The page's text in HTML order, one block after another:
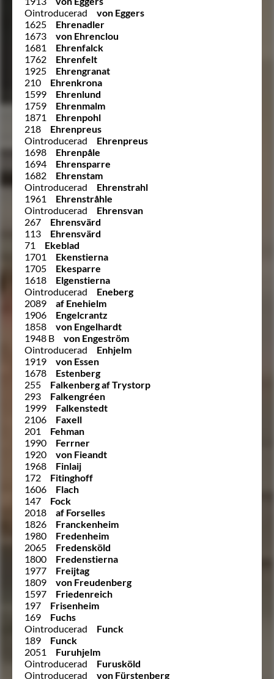
Ointroducerad
von Eggers
1625
Ehrenadler
1673
von Ehrenclou
1681
Ehrenfalck
1762
Ehrenfelt
1925
Ehrengranat
210
Ehrenkrona
1599
Ehrenlund
1759
Ehrenmalm
1871
Ehrenpohl
218
Ehrenpreus
Ointroducerad
Ehrenpreus
1698
Ehrenpåle
1694
Ehrensparre
1682
Ehrenstam
Ointroducerad
Ehrenstrahl
1961
Ehrenstråhle
Ointroducerad
Ehrensvan
267
Ehrensvärd
113
Ehrensvärd
71
Ekeblad
1701
Ekenstierna
1705
Ekesparre
1618
Elgenstierna
Ointroducerad
Eneberg
2089
af Enehielm
1906
Engelcrantz
1858
von Engelhardt
1948 B
von Engeström
Ointroducerad
Enhjelm
1919
von Essen
1678
Estenberg
255
Falkenberg af Trystorp
293
Falkengréen
1999
Falkenstedt
2106
Faxell
201
Fehman
1990
Ferrner
1920
von Fieandt
1968
Finlaij
172
Fitinghoff
1606
Flach
147
Fock
2018
af Forselles
1826
Franckenheim
1980
Fredenheim
2065
Fredensköld
1800
Fredenstierna
1977
Freijtag
1809
von Freudenberg
1597
Friedenreich
197
Frisenheim
169
Fuchs
Ointroducerad
Funck
189
Funck
2051
Furuhjelm
Ointroducerad
Furusköld
Ointroducerad
von Fürstenberg